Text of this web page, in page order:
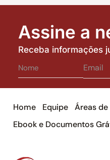
Assine a
Receba informações
Home Equipe Áreas
Ebook e Documentos